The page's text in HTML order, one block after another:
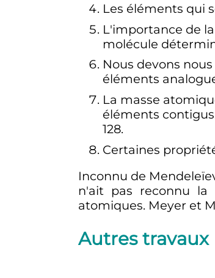
Les éléments qui
L'importance de
molécule
Nous devons
éléments
La masse
éléments
128.
Certaines
Inconnu de
n'ait pas reconnu la
atomiques. Meyer et
Autres travaux